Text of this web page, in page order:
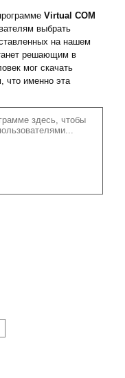
Virtual COM
выбрать
на нашем
решающим в
мог скачать
что именно эта